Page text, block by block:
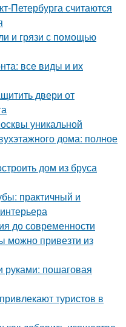
Петербурга считаются
и грязи с помощью
все виды и их
двери от
уникальной
дома: полное
дом из бруса
практичный и
до современности
можно привезти из
руками: пошаговая
туристов в